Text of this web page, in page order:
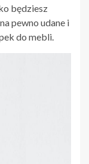
będziesz
pewno udane i
do mebli.